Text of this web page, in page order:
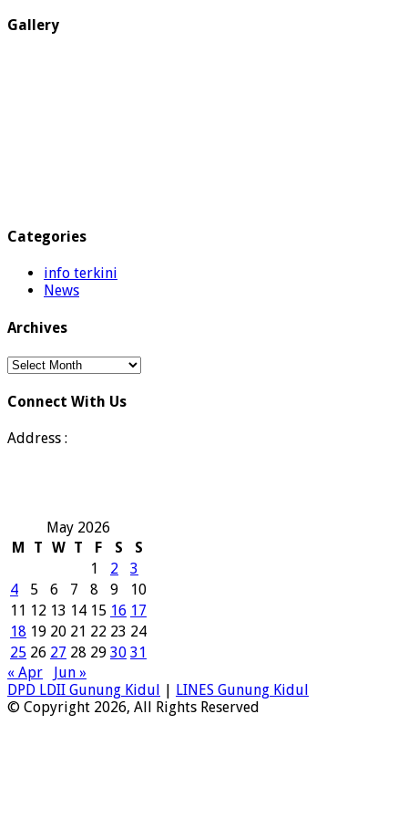
Gallery
Categories
info terkini
News
Archives
Archives
Connect With Us
Address :
May 2026
M
T W T F S
S
1
2
3
4
5 6 7 8 9
10
11 12 13 14 15 16 17
18 19 20 21 22 23 24
25 26 27 28 29 30 31
« Apr
Jun »
DPD LDII Gunung Kidul | LINES Gunung Kidul
© Copyright 2026, All Rights Reserved